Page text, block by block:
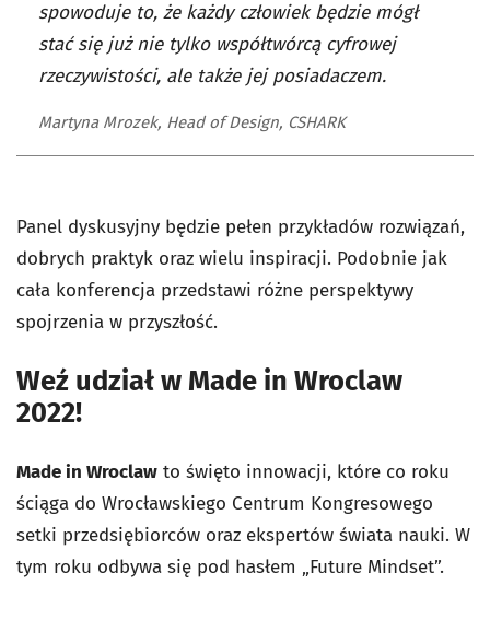
spowoduje to, że każdy człowiek będzie mógł
stać się już nie tylko współtwórcą cyfrowej
rzeczywistości, ale także jej posiadaczem.
Martyna Mrozek, Head of Design, CSHARK
Panel dyskusyjny będzie pełen przykładów rozwiązań,
dobrych praktyk oraz wielu inspiracji. Podobnie jak
cała konferencja przedstawi różne perspektywy
spojrzenia w przyszłość.
Weź udział w Made in Wroclaw
2022!
Made in Wroclaw to święto innowacji, które co roku
ściąga do Wrocławskiego Centrum Kongresowego
setki przedsiębiorców oraz ekspertów świata nauki. W
tym roku odbywa się pod hasłem „Future Mindset”.